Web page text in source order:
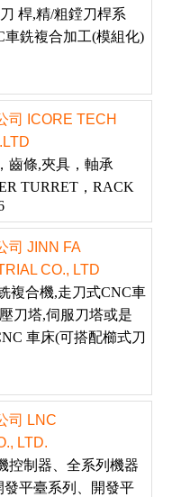
桿,精/粗鏜刀桿系
車銑複合加工(模組化)
司 ICORE TECH
齒條,夾具，軸承
TURRET，RACK
司 JINN FA
CO., LTD
複合機,走刀式CNC車
刀塔,伺服刀塔或是
車床(可搭配櫛式刀
司 LNC
LTD.
控制器、全系列機器
發平臺系列、開發平